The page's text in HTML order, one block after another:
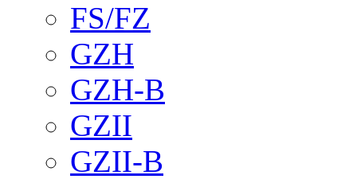
FS/FZ
GZH
GZH-B
GZII
GZII-B